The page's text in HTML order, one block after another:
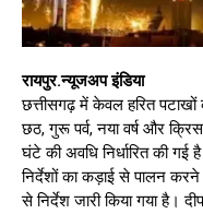
रायपुर.न्यूजअप इंडिया
छत्तीसगढ़ में केवल हरित पटाखों
छठ, गुरू पर्व, नया वर्ष और
घंटे की अवधि निर्धारित की
निर्देशों का कड़ाई से पालन
से निर्देश जारी किया गया है।